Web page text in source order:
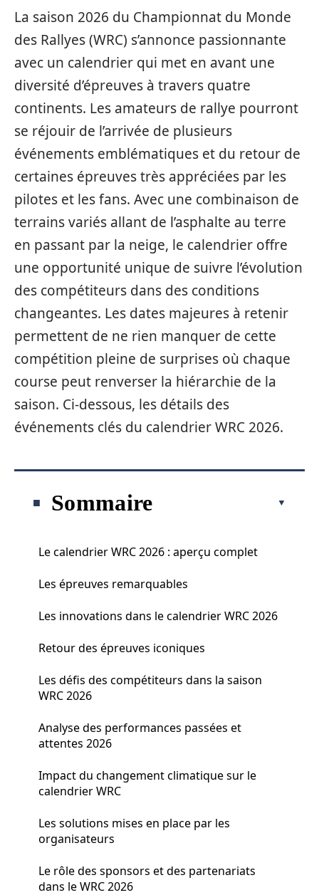
La saison 2026 du Championnat du Monde
des Rallyes (WRC) s’annonce passionnante
avec un calendrier qui met en avant une
diversité d’épreuves à travers quatre
continents. Les amateurs de rallye pourront
se réjouir de l’arrivée de plusieurs
événements emblématiques et du retour de
certaines épreuves très appréciées par les
pilotes et les fans. Avec une combinaison de
terrains variés allant de l’asphalte au terre
en passant par la neige, le calendrier offre
une opportunité unique de suivre l’évolution
des compétiteurs dans des conditions
changeantes. Les dates majeures à retenir
permettent de ne rien manquer de cette
compétition pleine de surprises où chaque
course peut renverser la hiérarchie de la
saison. Ci-dessous, les détails des
événements clés du calendrier WRC 2026.
Sommaire
Le calendrier WRC 2026 : aperçu complet
Les épreuves remarquables
Les innovations dans le calendrier WRC 2026
Retour des épreuves iconiques
Les défis des compétiteurs dans la saison
WRC 2026
Analyse des performances passées et
attentes 2026
Impact du changement climatique sur le
calendrier WRC
Les solutions mises en place par les
organisateurs
Le rôle des sponsors et des partenariats
dans le WRC 2026